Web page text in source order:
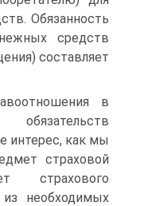
Обязанность
средств
составляет
в
интерес, как мы
страховой
страхового
необходимых